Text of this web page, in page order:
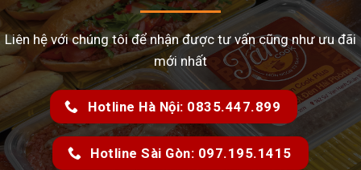
Liên hệ với chúng tôi để nhận được tư vấn cũng như ưu đãi
mới nhất
Hotline Hà Nội: 0835.447.899
Hotline Sài Gòn: 097.195.1415